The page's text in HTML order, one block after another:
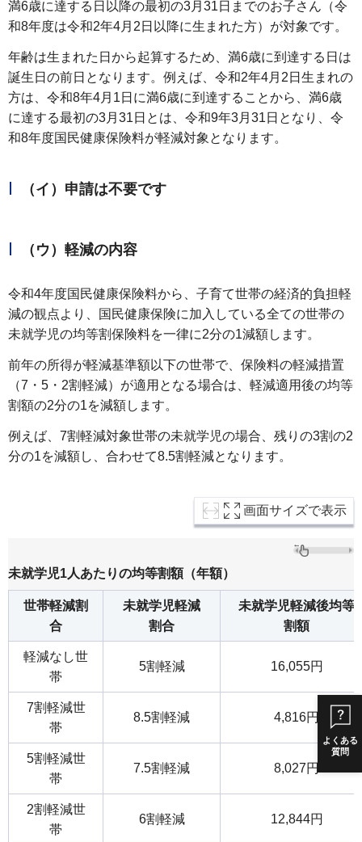
よくある
質問
満6歳に達する日以降の最初の3月31日までのお子さん（令
和8年度は令和2年4月2日以降に生まれた方）が対象です。
年齢は生まれた日から起算するため、満6歳に到達する日は
誕生日の前日となります。例えば、令和2年4月2日生まれの
方は、令和8年4月1日に満6歳に到達することから、満6歳
に達する最初の3月31日とは、令和9年3月31日となり、令
和8年度国民健康保険料が軽減対象となります。
（イ）申請は不要です
（ウ）軽減の内容
令和4年度国民健康保険料から、子育て世帯の経済的負担軽
減の観点より、国民健康保険に加入している全ての世帯の
未就学児の均等割保険料を一律に2分の1減額します。
前年の所得が軽減基準額以下の世帯で、保険料の軽減措置
（7・5・2割軽減）が適用となる場合は、軽減適用後の均等
割額の2分の1を減額します。
例えば、7割軽減対象世帯の未就学児の場合、残りの3割の2
分の1を減額し、合わせて8.5割軽減となります。
画面サイズで表示
未就学児1人あたりの均等割額（年額）
世帯軽減割
合
未就学児軽減
割合
未就学児軽減後均等
割額
軽減なし世
帯
5割軽減 16,055円
7割軽減世
帯
8.5割軽減 4,816円
5割軽減世
帯
7.5割軽減 8,027円
2割軽減世
帯
6割軽減 12,844円